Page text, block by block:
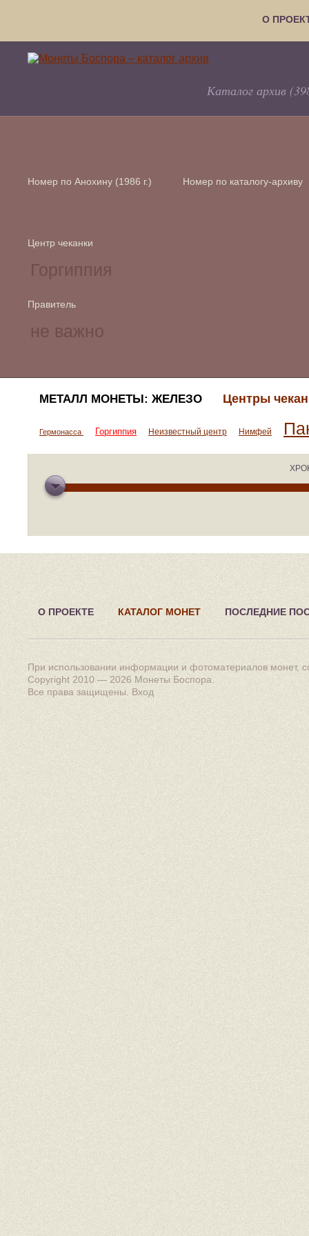
О
Каталог архив
Номер по Анохину (1986 г.) Номер по каталогу-архиву
Центр чеканки
Правитель
МЕТАЛЛ МОНЕТЫ: ЖЕЛЕЗО Центры
Гермонасса Горгиппия Неизвестный центр Нимфей
О ПРОЕКТЕ КАТАЛОГ МОНЕТ ПОСЛЕДНИЕ
При использовании информации и фотоматериалов монет,
Copyright 2010 — 2026 Монеты Боспора
Все права защищены. Вход